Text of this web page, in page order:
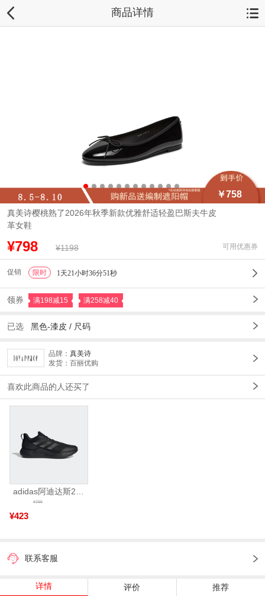
商品详情
￥758
真美诗樱桃熟了2026年秋季新款优雅舒适轻盈巴斯夫牛皮
革女鞋
¥798 ¥1198 可用优惠券
促销 限时 1天21小时36分48秒
领券 满198减15 满258减40
已选 黑色-漆皮 / 尺码
品牌： 真美诗
发货：百丽优购
喜欢此商品的人还买了
adidas阿迪达斯2025中性edge gamedaySPW FTW-跑步GW2499
¥423
¥799
联系客服
详情 评价 推荐